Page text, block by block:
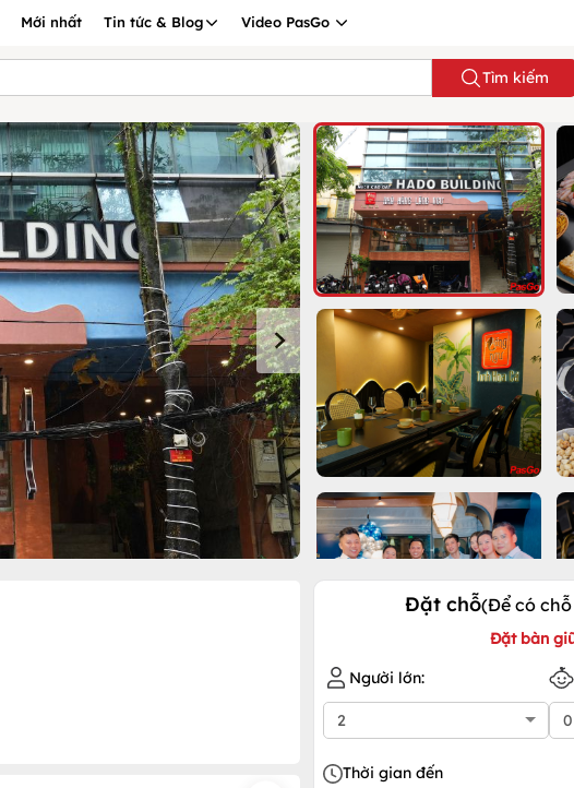
Mới nhất Tin tức & Blog Video PasGo
Tìm kiếm
Đặt chỗ(Để có
Đặt bàn
Người lớn:
Thời gian đến